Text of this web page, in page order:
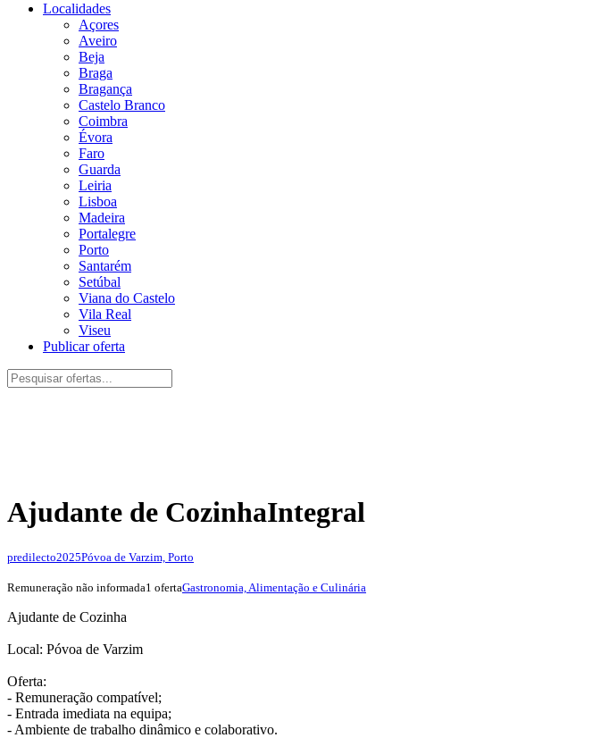
Localidades
Açores
Aveiro
Beja
Braga
Bragança
Castelo Branco
Coimbra
Évora
Faro
Guarda
Leiria
Lisboa
Madeira
Portalegre
Porto
Santarém
Setúbal
Viana do Castelo
Vila Real
Viseu
Publicar oferta
Ajudante de CozinhaIntegral
predilecto2025Póvoa de Varzim, Porto
Remuneração não informada1 ofertaGastronomia, Alimentação e Culinária
Ajudante de Cozinha
Local: Póvoa de Varzim
Oferta:
- Remuneração compatível;
- Entrada imediata na equipa;
- Ambiente de trabalho dinâmico e colaborativo.